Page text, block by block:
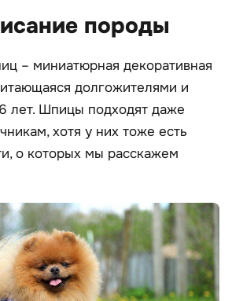
породы
– миниатюрная декоративная
долгожителями и
лет. Шпицы подходят даже
хотя у них тоже есть
о которых мы расскажем